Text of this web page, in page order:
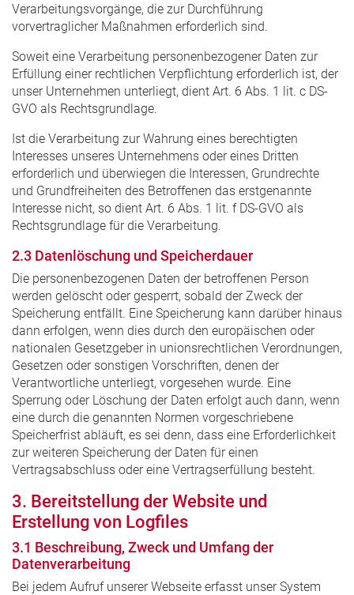
Verarbeitungsvorgänge, die zur Durchführung
vorvertraglicher Maßnahmen erforderlich sind.
Soweit eine Verarbeitung personenbezogener Daten zur
Erfüllung einer rechtlichen Verpflichtung erforderlich ist, der
unser Unternehmen unterliegt, dient Art. 6 Abs. 1 lit. c DS-
GVO als Rechtsgrundlage.
Ist die Verarbeitung zur Wahrung eines berechtigten
Interesses unseres Unternehmens oder eines Dritten
erforderlich und überwiegen die Interessen, Grundrechte
und Grundfreiheiten des Betroffenen das erstgenannte
Interesse nicht, so dient Art. 6 Abs. 1 lit. f DS-GVO als
Rechtsgrundlage für die Verarbeitung.
2.3 Datenlöschung und Speicherdauer
Die personenbezogenen Daten der betroffenen Person
werden gelöscht oder gesperrt, sobald der Zweck der
Speicherung entfällt. Eine Speicherung kann darüber hinaus
dann erfolgen, wenn dies durch den europäischen oder
nationalen Gesetzgeber in unionsrechtlichen Verordnungen,
Gesetzen oder sonstigen Vorschriften, denen der
Verantwortliche unterliegt, vorgesehen wurde. Eine
Sperrung oder Löschung der Daten erfolgt auch dann, wenn
eine durch die genannten Normen vorgeschriebene
Speicherfrist abläuft, es sei denn, dass eine Erforderlichkeit
zur weiteren Speicherung der Daten für einen
Vertragsabschluss oder eine Vertragserfüllung besteht.
3. Bereitstellung der Website und
Erstellung von Logfiles
3.1 Beschreibung, Zweck und Umfang der
Datenverarbeitung
Bei jedem Aufruf unserer Webseite erfasst unser System